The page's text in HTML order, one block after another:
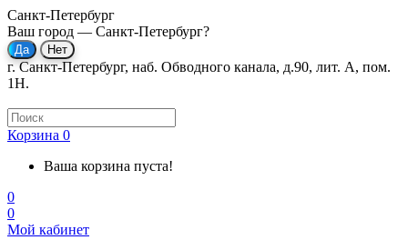
Санкт-Петербург
Ваш город — Санкт-Петербург?
г. Санкт-Петербург, наб. Обводного канала, д.90, лит. А, пом.
1Н.
Корзина 0
Ваша корзина пуста!
0
0
Мой кабинет